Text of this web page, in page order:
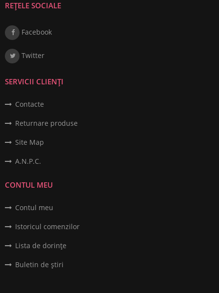
REȚELE SOCIALE
Facebook
Twitter
SERVICII CLIENȚI
Contacte
Returnare produse
Site Map
A.N.P.C.
CONTUL MEU
Contul meu
Istoricul comenzilor
Lista de dorințe
Buletin de știri